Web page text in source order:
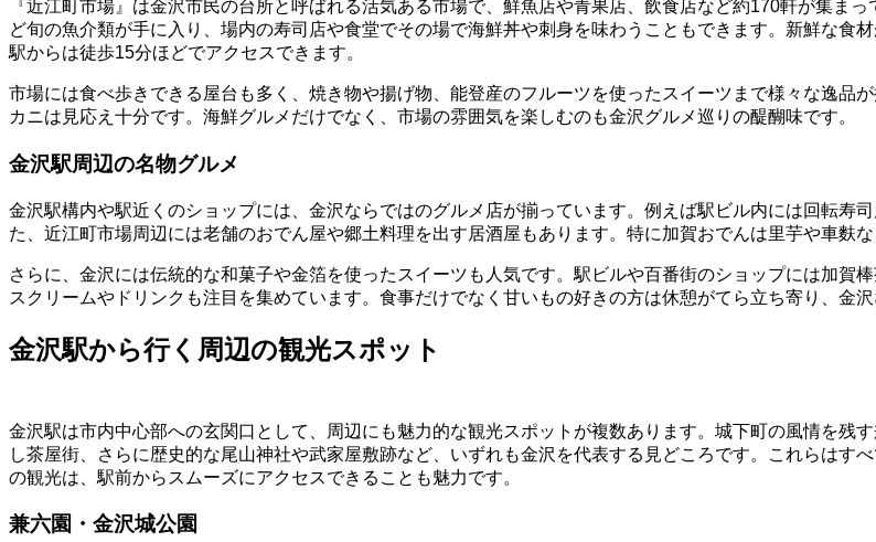
『近江町市場』は金沢市民の台所と呼ばれる活気ある市場で、鮮魚店や青果店、飲食店など約170軒が集ま
ど旬の魚介類が手に入り、場内の寿司店や食堂でその場で海鮮丼や刺身を味わうこともできます。新鮮な食
駅からは徒歩15分ほどでアクセスできます。
市場には食べ歩きできる屋台も多く、焼き物や揚げ物、能登産のフルーツを使ったスイーツまで様々な逸品
カニは見応え十分です。海鮮グルメだけでなく、市場の雰囲気を楽しむのも金沢グルメ巡りの醍醐味です。
金沢駅周辺の名物グルメ
金沢駅構内や駅近くのショップには、金沢ならではのグルメ店が揃っています。例えば駅ビル内には回転寿
た、近江町市場周辺には老舗のおでん屋や郷土料理を出す居酒屋もあります。特に加賀おでんは里芋や車麩
さらに、金沢には伝統的な和菓子や金箔を使ったスイーツも人気です。駅ビルや百番街のショップには加賀
スクリームやドリンクも注目を集めています。食事だけでなく甘いもの好きの方は休憩がてら立ち寄り、金
金沢駅から行く周辺の観光スポット
金沢駅は市内中心部への玄関口として、周辺にも魅力的な観光スポットが複数あります。城下町の風情を残
し茶屋街、さらに歴史的な尾山神社や武家屋敷跡など、いずれも金沢を代表する見どころです。これらはす
の観光は、駅前からスムーズにアクセスできることも魅力です。
兼六園・金沢城公園